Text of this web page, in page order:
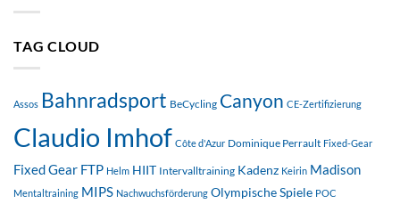
TAG CLOUD
Assos Bahnradsport BeCycling Canyon CE-Zertifizierung
Claudio Imhof Côte d'Azur Dominique Perrault Fixed-Gear
Fixed Gear FTP Helm HIIT Intervalltraining Kadenz Keirin Madison
Mentaltraining MIPS Nachwuchsförderung Olympische Spiele POC